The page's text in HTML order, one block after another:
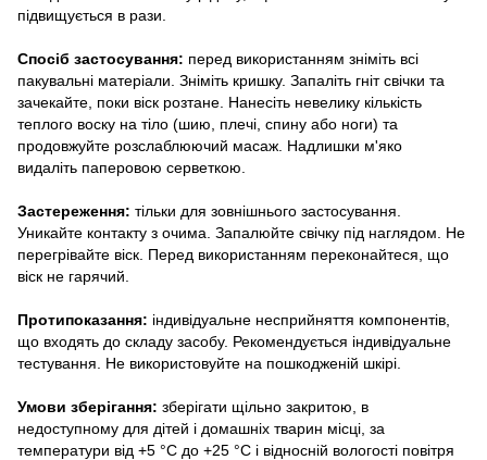
підвищується в рази.
Спосіб застосування: перед використанням зніміть всі
пакувальні матеріали. Зніміть кришку. Запаліть гніт свічки та
зачекайте, поки віск розтане. Нанесіть невелику кількість
теплого воску на тіло (шию, плечі, спину або ноги) та
продовжуйте розслаблюючий масаж. Надлишки м'яко
видаліть паперовою серветкою.
Застереження: тільки для зовнішнього застосування.
Уникайте контакту з очима. Запалюйте свічку під наглядом. Не
перегрівайте віск. Перед використанням переконайтеся, що
віск не гарячий.
Протипоказання: індивідуальне несприйняття компонентів,
що входять до складу засобу. Рекомендується індивідуальне
тестування. Не використовуйте на пошкодженій шкірі.
Умови зберігання: зберігати щільно закритою, в
недоступному для дітей і домашніх тварин місці, за
температури від +5 °C до +25 °C і відносній вологості повітря